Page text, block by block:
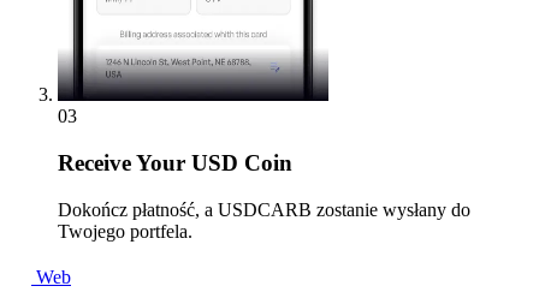
03
ReceiveYour USD Coin
Dokończ płatność, a USDCARB zostanie wysłany do
Twojego portfela.
Web